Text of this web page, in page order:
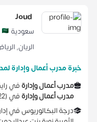
Joud
سعودية
الريان,
خبرة مدرب أعمال وإدارة لمدة 4
مدرب أعمال وإدارةفي
مدرب أعمال وإدارةفي)
درجة البكالوريوسفي